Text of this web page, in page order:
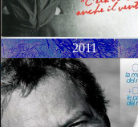
2011